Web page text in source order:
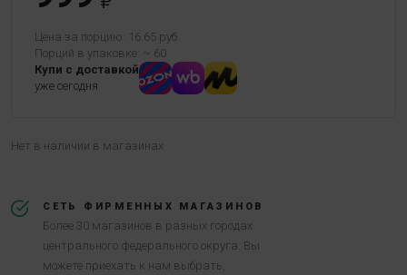
Цена за порцию: 16.65 руб.
Порций в упаковке: ~ 60
Купи с доставкой
уже сегодня
Нет в наличии в магазинах
СЕТЬ ФИРМЕННЫХ МАГАЗИНОВ
Более 30 магазинов в разных городах
центрального федерального округа. Вы
можете приехать к нам выбрать,